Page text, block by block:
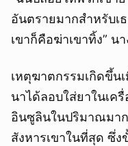
อันตรายมากสำหรับเ
เขาก็คือฆ่าเขาทิ้ง” น
เหตุฆาตกรรมเกิดขึ้น
นาได้ลอบใส่ยาในเค
อินซูลินในปริมาณมา
สังหารเขาในที่สุด ซึ่